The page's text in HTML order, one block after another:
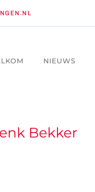
NIEUWS
Bekker